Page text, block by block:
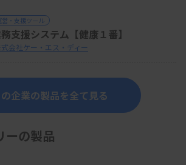
営・支援ツール
支援システム【健康１番】
会社ケー・エス・ディー
企業の製品を全て見る
ーの製品